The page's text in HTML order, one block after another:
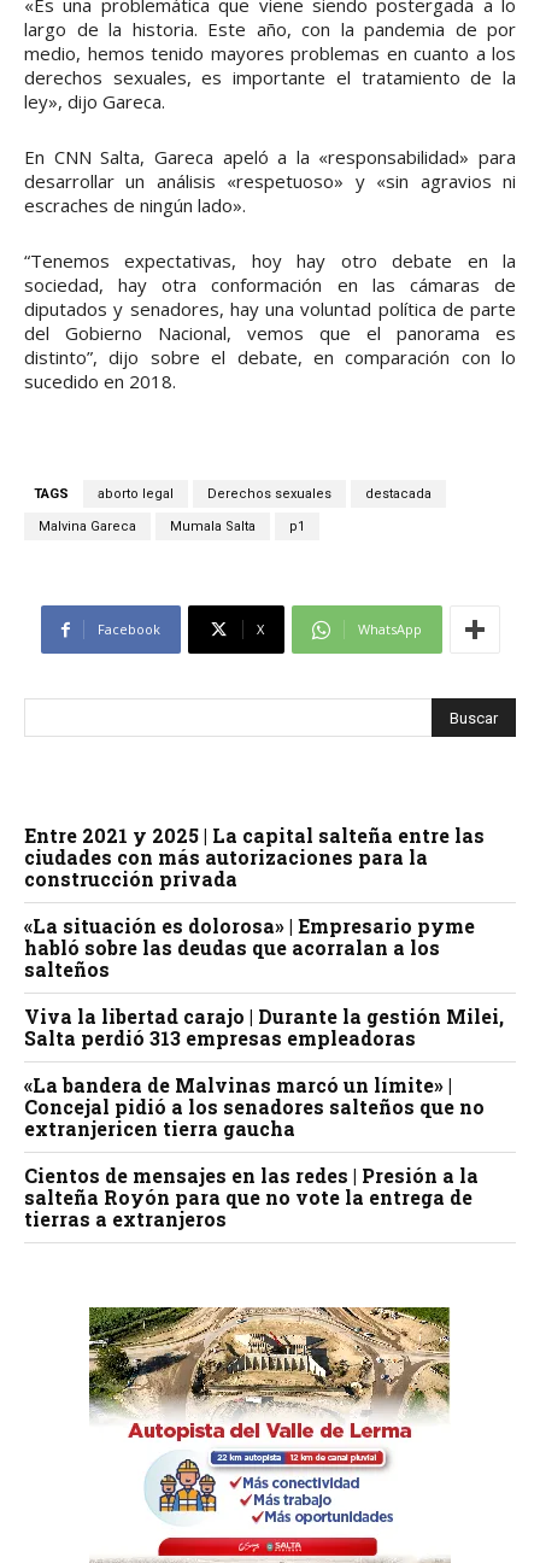
«Es una problemática que viene siendo postergada a lo
largo de la historia. Este año, con la pandemia de por
medio, hemos tenido mayores problemas en cuanto a los
derechos sexuales, es importante el tratamiento de la
ley», dijo Gareca.
En CNN Salta, Gareca apeló a la «responsabilidad» para
desarrollar un análisis «respetuoso» y «sin agravios ni
escraches de ningún lado».
“Tenemos expectativas, hoy hay otro debate en la
sociedad, hay otra conformación en las cámaras de
diputados y senadores, hay una voluntad política de parte
del Gobierno Nacional, vemos que el panorama es
distinto”, dijo sobre el debate, en comparación con lo
sucedido en 2018.
TAGS aborto legal Derechos sexuales destacada
Malvina Gareca Mumala Salta p1
Facebook X WhatsApp
Entre 2021 y 2025 | La capital salteña entre las
ciudades con más autorizaciones para la
construcción privada
«La situación es dolorosa» | Empresario pyme
habló sobre las deudas que acorralan a los
salteños
Viva la libertad carajo | Durante la gestión Milei,
Salta perdió 313 empresas empleadoras
«La bandera de Malvinas marcó un límite» |
Concejal pidió a los senadores salteños que no
extranjericen tierra gaucha
Cientos de mensajes en las redes | Presión a la
salteña Royón para que no vote la entrega de
tierras a extranjeros